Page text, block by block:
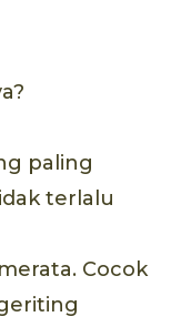
paling
terlalu
Cocok